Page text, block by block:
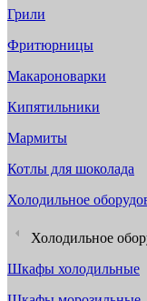
Грили
Фритюрницы
Макароноварки
Кипятильники
Мармиты
Котлы для шоколада
Холодильное
Холодильное
Шкафы холодильные